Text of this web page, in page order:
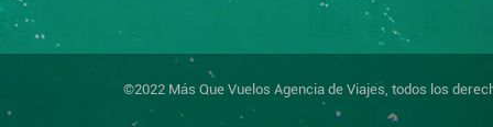
©2022 Más Que Vuelos Agencia de Viajes, todos los